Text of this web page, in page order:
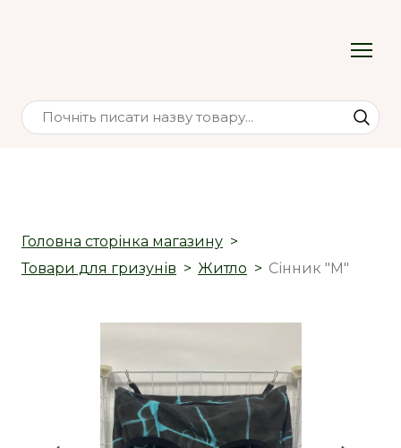
Головна сторінка магазину
Товари для гризунів
Житло Сінник "M"